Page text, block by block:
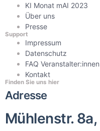
KI Monat mAI 2023
Über uns
Presse
Support
Impressum
Datenschutz
FAQ Veranstalter:innen
Kontakt
Finden Sie uns hier
Adresse
Mühlenstr.